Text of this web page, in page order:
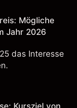
Mögliche
Jahr 2026
das Interesse
Kursziel von